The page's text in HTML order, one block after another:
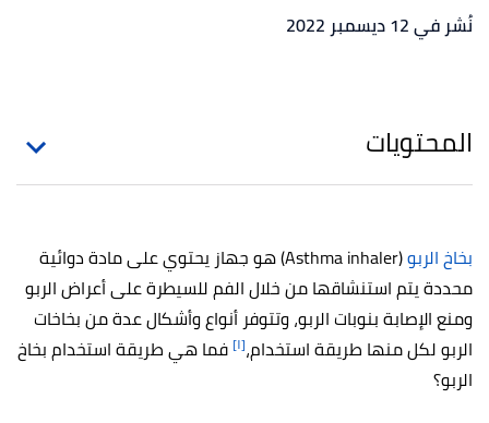
نُشر في 12 ديسمبر 2022
المحتويات
بخاخ الربو
(Asthma inhaler) هو جهاز يحتوي على مادة دوائية
محددة يتم استنشاقها من خلال الفم للسيطرة على أعراض الربو
ومنع الإصابة بنوبات الربو، وتتوفر أنواع وأشكال عدة من بخاخات
الربو لكل منها طريقة استخدام،[١] فما هي طريقة استخدام بخاخ
الربو؟